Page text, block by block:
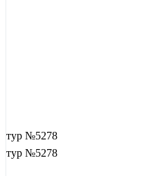
тур №5278
тур №5278